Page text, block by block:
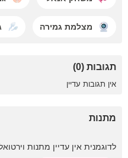
מצלמת גמירה
תגובות (0)
אין תגובות עדיין
מתנות
לדוגמנית אין עדיין מתנות